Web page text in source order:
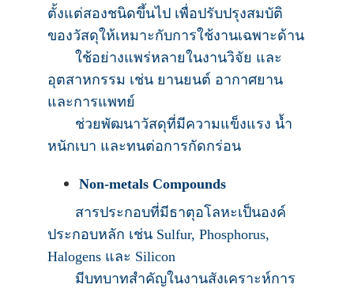
ตั้งแต่สองชนิดขึ้นไป เพื่อปรับปรุงสมบัติ
ของวัสดุให้เหมาะกับการใช้งานเฉพาะด้าน
ใช้อย่างแพร่หลายในงานวิจัย และ
อุตสาหกรรม เช่น ยานยนต์ อากาศยาน
และการแพทย์
ช่วยพัฒนาวัสดุที่มีความแข็งแรง น้ำ
หนักเบา และทนต่อการกัดกร่อน
Non-metals Compounds
สารประกอบที่มีธาตุอโลหะเป็นองค์
ประกอบหลัก เช่น Sulfur, Phosphorus,
Halogens และ Silicon
มีบทบาทสำคัญในงานสังเคราะห์การ